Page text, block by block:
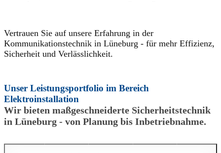
Vertrauen Sie auf unsere Erfahrung in der
Kommunikationstechnik in Lüneburg - für mehr Effizienz,
Sicherheit und Verlässlichkeit.
Unser Leistungsportfolio im Bereich
Elektroinstallation
Wir bieten maßgeschneiderte Sicherheitstechnik
in Lüneburg - von Planung bis Inbetriebnahme.